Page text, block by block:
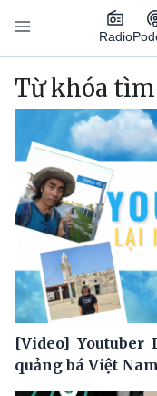
Nhảy đến nội dung
Radio
Main
Từ khóa
[Video]
quảng bá Việt